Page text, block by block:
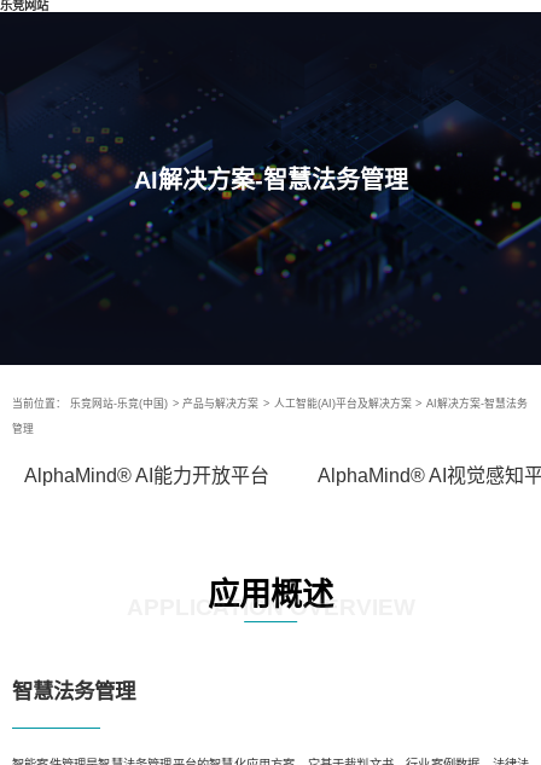
乐竞网站
AI解决方案-智慧法务管理
当前位置： 乐竞网站-乐竞(中国) > 产品与解决方案 > 人工智能(AI)平台及解决方案 > AI解决方案-智慧法务
管理
AlphaMind® AI能力开放平台 AlphaMind® AI视觉感知
应用概述
APPLICATION OVERVIEW
智慧法务管理